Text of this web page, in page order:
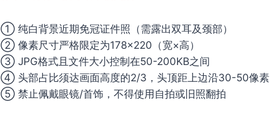
① 纯白背景近期免冠证件照（需露出双耳及颈部）
② 像素尺寸严格限定为178×220（宽×高）
③ JPG格式且文件大小控制在50-200KB之间
④ 头部占比须达画面高度的2/3，头顶距上边沿30-50像素
⑤ 禁止佩戴眼镜/首饰，不得使用自拍或旧照翻拍